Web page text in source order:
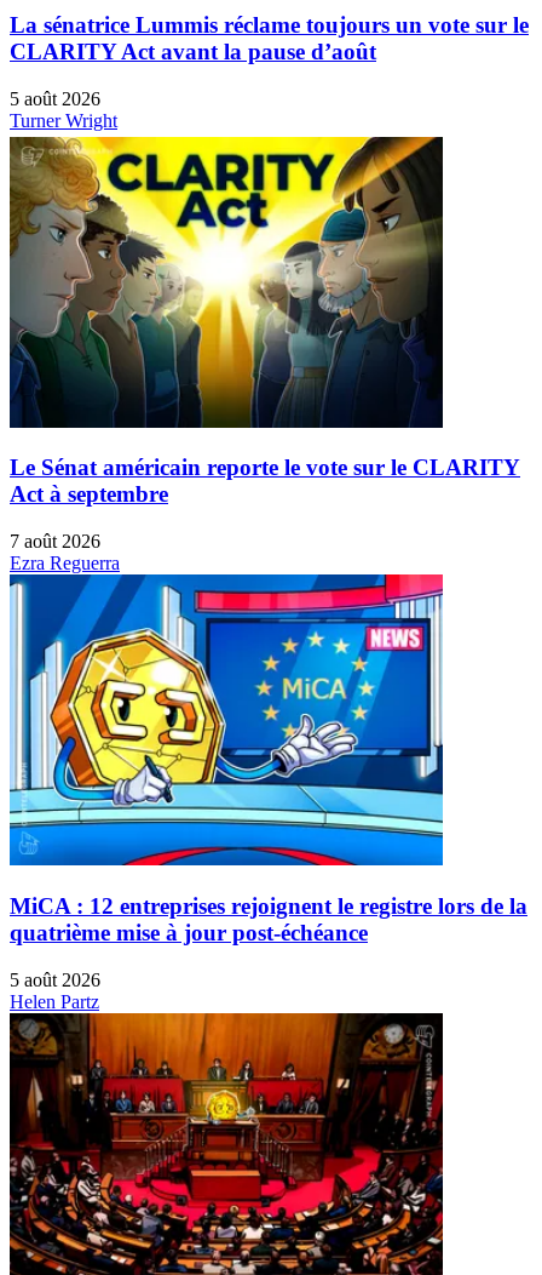
La sénatrice Lummis réclame toujours un vote sur le
CLARITY Act avant la pause d’août
5 août 2026
Turner Wright
Le Sénat américain reporte le vote sur le CLARITY
Act à septembre
7 août 2026
Ezra Reguerra
MiCA : 12 entreprises rejoignent le registre lors de la
quatrième mise à jour post-échéance
5 août 2026
Helen Partz